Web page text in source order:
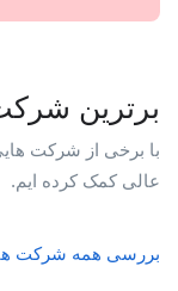
برترین
با برخی از شرکت
عالی کمک کرده ایم.
بررسی همه شرکت ها